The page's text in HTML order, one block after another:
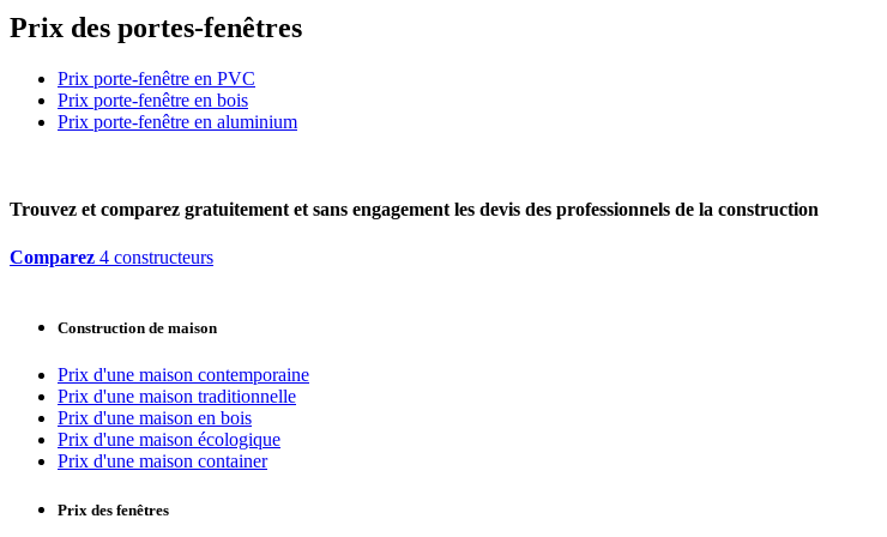
Prix des portes-fenêtres
Prix porte-fenêtre en PVC
Prix porte-fenêtre en bois
Prix porte-fenêtre en aluminium
Trouvez et comparez gratuitement et sans engagement les devis des professionnels de la construction
Comparez 4 constructeurs
Construction de maison
Prix d'une maison contemporaine
Prix d'une maison traditionnelle
Prix d'une maison en bois
Prix d'une maison écologique
Prix d'une maison container
Prix des fenêtres